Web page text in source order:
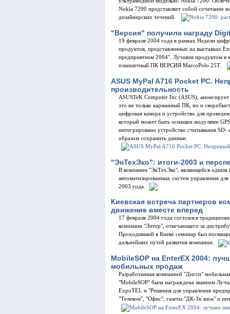
Nokia 7200 представляет собой сочетание
дизайнерских течений.
"Версия" получила награду
19 февраля 2004 года в рамках Недели
продуктов, представленных на выставках
предприятием 2004". Лучшим продуктом в
планшетный ПК ВЕРСИЯ MarcoPolo 25T.
ASUS MyPal A716 Pocket PC.
производительность
ASUSTeK Computer Inc (ASUS),
это не только карманный ПК, но и
цифровая камера и устройство для
который может быть оснащен модулями
интегрировано устройство считывания
образом сохранить данные.
"ЭнТехЭко": итоги-2003 и
В компании "ЭнТехЭко", являющейся одним
автоматизированных систем управления
2003 года.
Киевская встреча партнеров
движение вместе вперед
17 февраля 2004 года состоялся
компании "Литер", отвечающего за
Проходивший в Киеве семинар был
дальнейших путей развития компании.
MobileSOP на EnterEX 2004:
мобильных продаж
Разработанная компанией "Дигси"
"MobileSOP" была награждена званием
ExpoTEL и "Решения для управления
"Телеком", "Офис", газеты "ДК-Зв`язок" и